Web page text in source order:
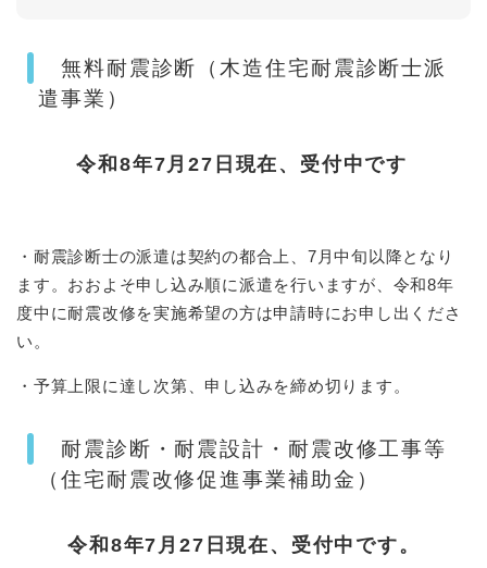
無料耐震診断（木造住宅耐震診断士派
遣事業）
令和8年7月27日現在、受付中です
・耐震診断士の派遣は契約の都合上、7月中旬以降となり
ます。おおよそ申し込み順に派遣を行いますが、令和8年
度中に耐震改修を実施希望の方は申請時にお申し出くださ
い。
・予算上限に達し次第、申し込みを締め切ります。
耐震診断・耐震設計・耐震改修工事等
（住宅耐震改修促進事業補助金）
令和8年7月27日現在、受付中です。